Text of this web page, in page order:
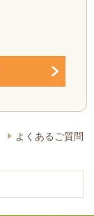
よくあるご質問